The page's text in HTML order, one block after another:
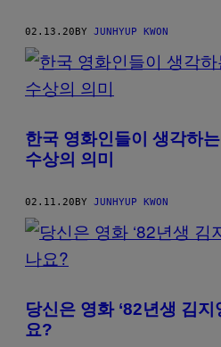
02.13.20BY JUNHYUP KWON
한국 영화인들이 생각하는
수상의 의미
02.11.20BY JUNHYUP KWON
당신은 영화 ‘82년생 김
요?